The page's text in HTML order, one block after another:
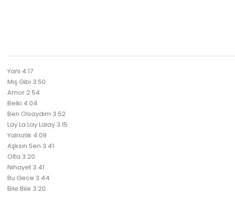
Yani 4.17
Mış Gibi 3.50
Amor 2.54
Belki 4.04
Ben Olsaydım 3.52
Lay La Lay Lalay 3.15
Yalnızlık 4.09
Aşksın Sen 3.41
Olta 3.20
Nihayet 3.41
Bu Gece 3.44
Bile Bile 3.20.